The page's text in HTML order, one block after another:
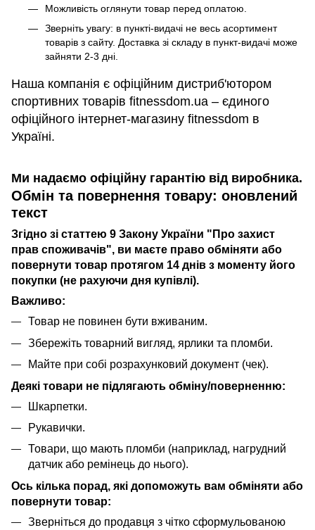
Можливість оглянути товар перед оплатою.
Зверніть увагу: в пункті-видачі не весь асортимент
товарів з сайту. Доставка зі складу в пункт-видачі може
зайняти 2-3 дні.
Наша компанія є офіційним дистриб'ютором
спортивних товарів fitnessdom.ua – єдиного
офіційного інтернет-магазину fitnessdom в
Україні.
Ми надаємо офіційну гарантію від виробника.
Обмін та повернення товару: оновлений
текст
Згідно зі статтею 9 Закону України "Про захист
прав споживачів", ви маєте право обміняти або
повернути товар протягом 14 днів з моменту його
покупки (не рахуючи дня купівлі).
Важливо:
Товар не повинен бути вживаним.
Збережіть товарний вигляд, ярлики та пломби.
Майте при собі розрахунковий документ (чек).
Деякі товари не підлягають обміну/поверненню:
Шкарпетки.
Рукавички.
Товари, що мають пломби (наприклад, нагрудний
датчик або ремінець до нього).
Ось кілька порад, які допоможуть вам обміняти або
повернути товар:
Зверніться до продавця з чітко сформульованою